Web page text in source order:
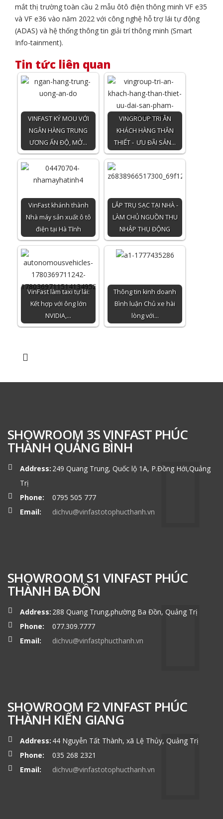
mắt thị trường toàn cầu 2 mẫu ôtô điện thông minh VF e35
và VF e36 vào năm 2022 với công nghệ hỗ trợ lái tự động
(ADAS) và hệ thống thông tin giải trí thông minh (Smart
Info-tainment).
Tin tức liên quan
VINFAST KÝ MOU VỚI
NGÂN HÀNG TRUNG
ƯƠNG ẤN ĐỘ, MỞ…
VINGROUP TRI ÂN
KHÁCH HÀNG THÂN
THIẾT - ƯU ĐÃI SẢN…
VinFast khánh thành
Nhà máy sản xuất ô tô
điện tại Hà Tĩnh
LẮP TRỤ SẠC TẠI NHÀ -
LÀM CHỦ NGUỒN THU
NHẬP THỤ ĐỘNG
VinFast làm taxi tự lái:
Kết hợp với ông lớn
NVIDIA,…
Thông tin kinh doanh
Bình luận Chủ xe hài
lòng với…
SHOWROOM 3S VINFAST PHÚC
THÀNH QUẢNG BÌNH
Address: 249 Quang Trung, Quốc lộ 1A, P.Đồng Hới,Quảng
Trị
Phone:
0795 505 777
Email:
dichvu@vinfastotophucthanh.vn
SHOWROOM S1 VINFAST PHÚC
THÀNH BA ĐỒN
Address: 288 Quang Trung,phường Ba Đồn, Quảng Trị
Phone:
077.309.7777
Email:
dichvu@vinfastphucthanh.vn
SHOWROOM F2 VINFAST PHÚC
THÀNH KIẾN GIANG
Address: 44 Nguyễn Tất Thành, xã Lệ Thủy, Quảng Trị
Phone:
035 268 2321
Email:
dichvu@vinfastotophucthanh.vn